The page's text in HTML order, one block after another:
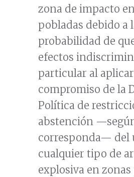
zona de impacto
pobladas debido a
probabilidad de
efectos
particular al
compromiso de la
Política de
abstención
corresponda— del
cualquier tipo de
explosiva en zonas